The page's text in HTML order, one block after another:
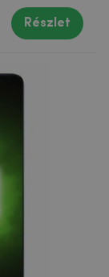
Részlet